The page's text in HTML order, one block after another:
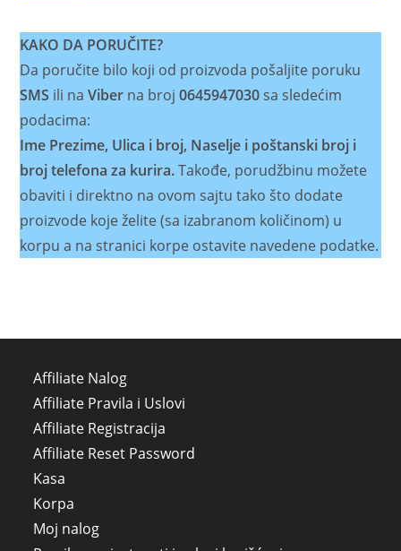
KAKO DA PORUČITE?
Da poručite bilo koji od proizvoda pošaljite poruku
SMS ili naViber na broj0645947030sa sledećim
podacima:
Ime Prezime, Ulica i broj, Naselje i poštanski broj i
broj telefona za kurira.Takođe, porudžbinu možete
obaviti i direktno na ovom sajtu tako što dodate
proizvode koje želite (sa izabranom količinom) u
korpu a na stranici korpe ostavite navedene podatke.
Affiliate Nalog
Affiliate Pravila i Uslovi
Affiliate Registracija
Affiliate Reset Password
Kasa
Korpa
Moj nalog